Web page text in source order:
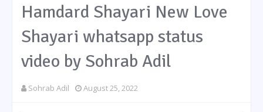
Hamdard Shayari New Love
Shayari whatsapp status
video by Sohrab Adil
Sohrab Adil August 25, 2022